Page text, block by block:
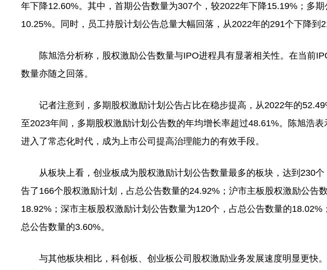
年下降12.60%。其中，首期公告数量为307个，较2022年下降15.19%；多
10.25%。同时，员工持股计划公告总量大幅回落，从2022年的291个下降到
陈旭浩分析称，股权激励公告数量与IPO进程具有显著相关性。在当前
数量亦随之回落。
记者注意到，多期股权激励计划公告占比在稳步提高，从2022年的
至2023年间，多期股权激励计划公告数的年均增长率超过48.61%。陈旭浩
进入了常态化时代，成为上市公司提高治理能力的有效手段。
从板块上看，创业板成为股权激励计划公告数量最多的板块，达到230个
告了166个股权激励计划，占总公告数量的24.92%；沪市主板股权激励公告
18.92%；深市主板股权激励计划公告数量为120个，占总公告数量的
总公告数量的3.60%。
与其他板块相比，科创板、创业板公司股权激励业务发展速度明显更快